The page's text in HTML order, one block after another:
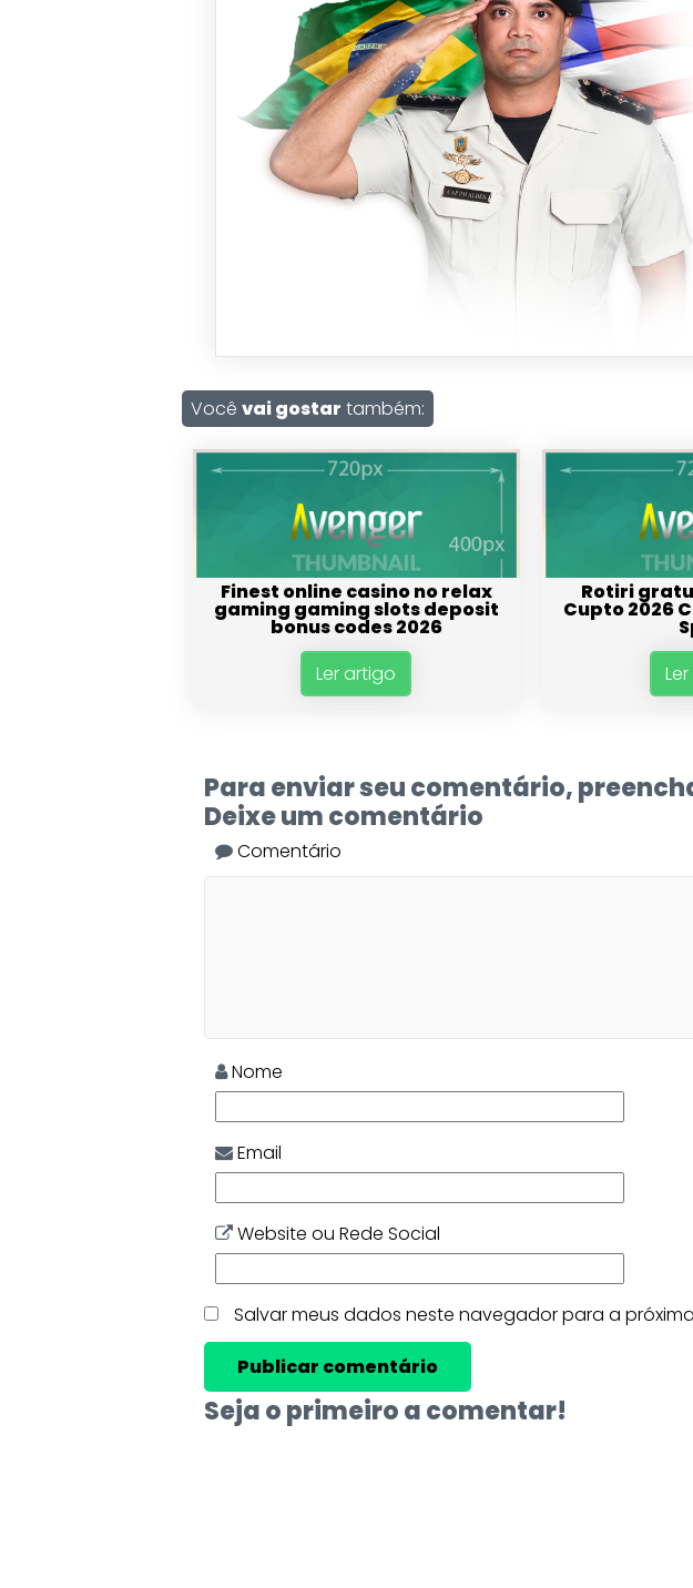
Você vai gostar também:
Finest online casino no relax
gaming gaming slots deposit
bonus codes 2026
Ler artigo
Rotiri
Cupto 2026
Para enviar seu comentário,
Deixe um comentário
Comentário
Nome
Email
Website ou Rede Social
Salvar meus dados neste navegador para a
Seja o primeiro a comentar!